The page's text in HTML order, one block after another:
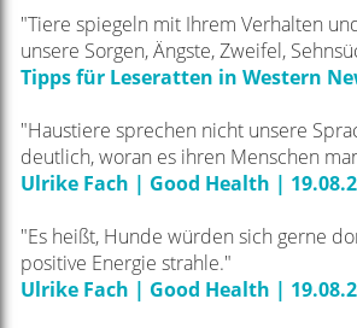
"Tiere spiegeln mit Ihrem Verhalten
unsere Sorgen, Ängste, Zweifel,
Tipps für Leseratten in Western
"Haustiere sprechen nicht unsere
deutlich, woran es ihren Menschen
Ulrike Fach | Good Health |
"Es heißt, Hunde würden sich gerne
positive Energie strahle."
Ulrike Fach | Good Health |